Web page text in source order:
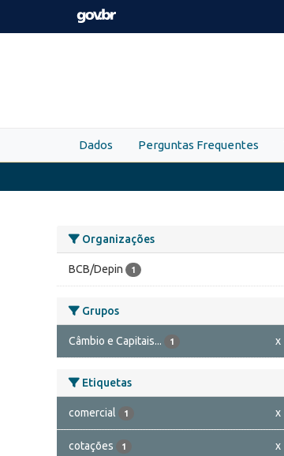
Skip to main content
Dados Perguntas Frequentes
Organizações
BCB/Depin 1
Grupos
Câmbio e Capitais... 1 x
Etiquetas
comercial 1 x
cotações 1 x